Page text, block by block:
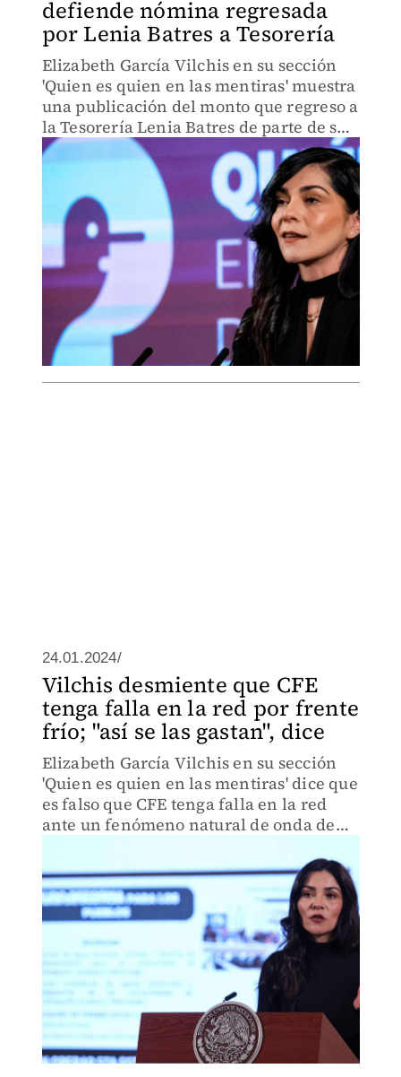
defiende nómina regresada
por Lenia Batres a Tesorería
Elizabeth García Vilchis en su sección
'Quien es quien en las mentiras' muestra
una publicación del monto que regreso a
la Tesorería Lenia Batres de parte de su
nómina.
24.01.2024/
Vilchis desmiente que CFE
tenga falla en la red por frente
frío; "así se las gastan", dice
Elizabeth García Vilchis en su sección
'Quien es quien en las mentiras' dice que
es falso que CFE tenga falla en la red
ante un fenómeno natural de onda de